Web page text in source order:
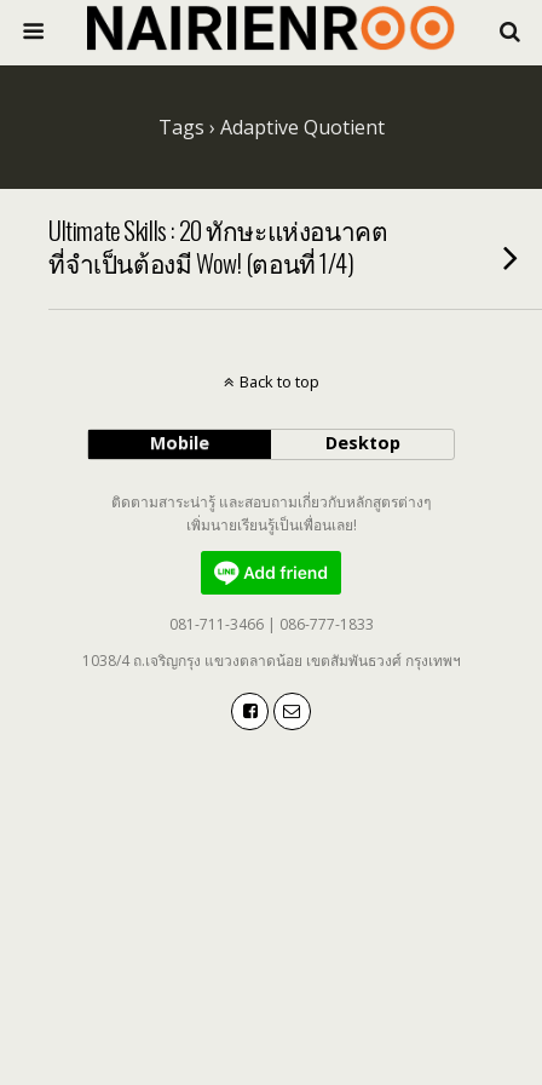
Tags › Adaptive Quotient
Ultimate Skills : 20 ทักษะแห่งอนาคต
ที่จำเป็นต้องมี Wow! (ตอนที่ 1/4)
Back to top
Mobile Desktop
ติดตามสาระน่ารู้ และสอบถามเกี่ยวกับหลักสูตรต่างๆ
เพิ่มนายเรียนรู้เป็นเพื่อนเลย!
081-711-3466 | 086-777-1833
1038/4 ถ.เจริญกรุง แขวงตลาดน้อย เขตสัมพันธวงศ์ กรุงเทพฯ